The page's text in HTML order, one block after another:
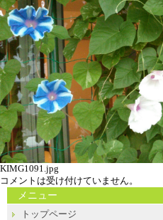
KIMG1091.jpg
コメントは受け付けていません。
メニュー
トップページ